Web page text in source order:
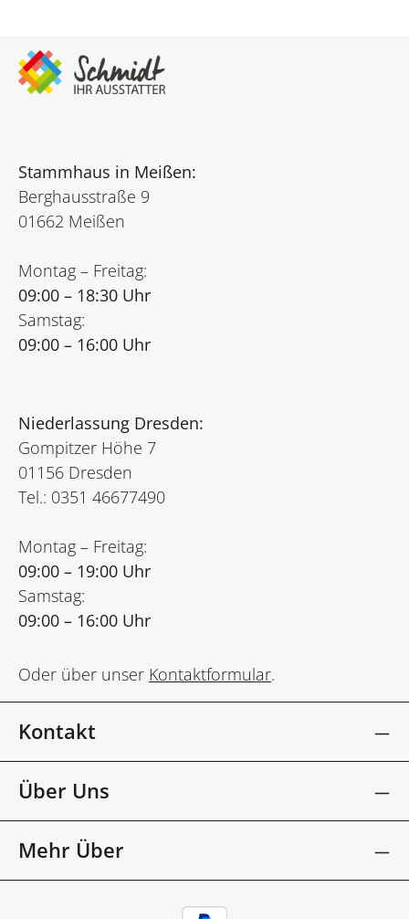
Stammhaus in Meißen:
Berghausstraße 9
01662 Meißen
Montag – Freitag:
09:00 – 18:30 Uhr
Samstag:
09:00 – 16:00 Uhr
Niederlassung Dresden:
Gompitzer Höhe 7
01156 Dresden
Tel.: 0351 46677490
Montag – Freitag:
09:00 – 19:00 Uhr
Samstag:
09:00 – 16:00 Uhr
Oder über unser Kontaktformular.
Kontakt
Über Uns
Mehr Über